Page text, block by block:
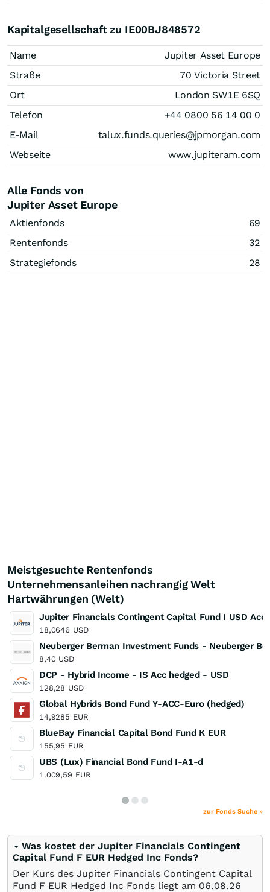
Kapitalgesellschaft zu IE00BJ848572
Name
Jupiter Asset Europe
Straße
70 Victoria Street
Ort
London SW1E 6SQ
Telefon
+44 0800 56 14 00 0
E-Mail
talux.funds.queries@jpmorgan.com
Webseite
www.jupiteram.com
Alle Fonds von
Jupiter Asset Europe
Aktienfonds
69
Rentenfonds
32
Strategiefonds
28
Meistgesuchte Rentenfonds
Unternehmensanleihen nachrangig Welt
Hartwährungen (Welt)
Jupiter Financials Contingent Capital Fund I USD Acc
18,0646 USD
Neuberger Berman Investment Funds - Neuberger
8,40 USD
DCP - Hybrid Income - IS Acc hedged - USD
128,28 USD
Global Hybrids Bond Fund Y-ACC-Euro (hedged)
14,9285 EUR
BlueBay Financial Capital Bond Fund K EUR
155,95 EUR
UBS (Lux) Financial Bond Fund I-A1-d
1.009,59 EUR
zur Fonds Suche »
Was kostet der Jupiter Financials Contingent
Capital Fund F EUR Hedged Inc Fonds?
Der Kurs des Jupiter Financials Contingent Capital
Fund F EUR Hedged Inc Fonds liegt am 06.08.26